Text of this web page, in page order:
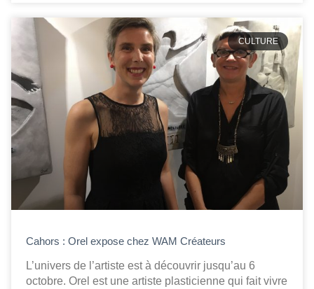
CULTURE
Cahors : Orel expose chez WAM Créateurs
L’univers de l’artiste est à découvrir jusqu’au 6
octobre. Orel est une artiste plasticienne qui fait vivre